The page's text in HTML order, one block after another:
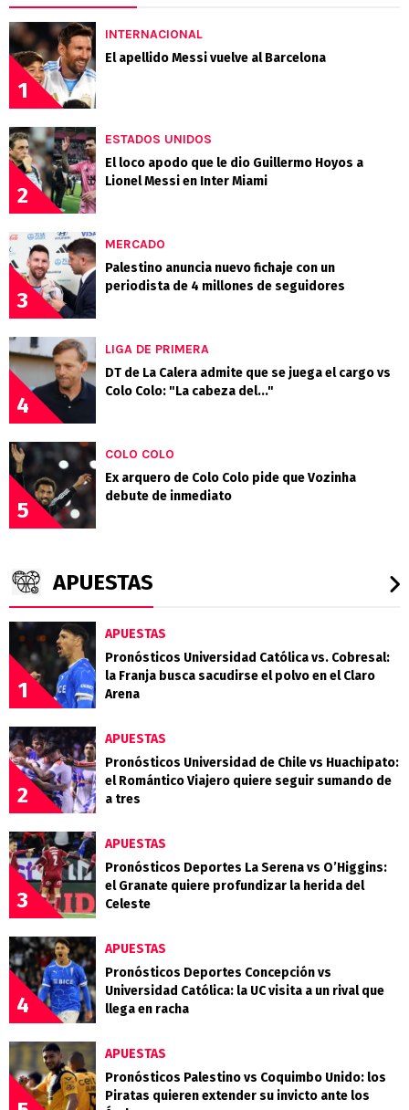
1
INTERNACIONAL
El apellido Messi vuelve al Barcelona
2
ESTADOS UNIDOS
El loco apodo que le dio Guillermo Hoyos a
Lionel Messi en Inter Miami
3
MERCADO
Palestino anuncia nuevo fichaje con un
periodista de 4 millones de seguidores
4
LIGA DE PRIMERA
DT de La Calera admite que se juega el cargo vs
Colo Colo: "La cabeza del..."
5
COLO COLO
Ex arquero de Colo Colo pide que Vozinha
debute de inmediato
APUESTAS
1
APUESTAS
Pronósticos Universidad Católica vs. Cobresal:
la Franja busca sacudirse el polvo en el Claro
Arena
2
APUESTAS
Pronósticos Universidad de Chile vs Huachipato:
el Romántico Viajero quiere seguir sumando de
a tres
3
APUESTAS
Pronósticos Deportes La Serena vs O’Higgins:
el Granate quiere profundizar la herida del
Celeste
4
APUESTAS
Pronósticos Deportes Concepción vs
Universidad Católica: la UC visita a un rival que
llega en racha
APUESTAS
Pronósticos Palestino vs Coquimbo Unido: los
Piratas quieren extender su invicto ante los